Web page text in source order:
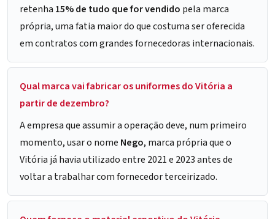
retenha 15% de tudo que for vendido pela marca
própria, uma fatia maior do que costuma ser oferecida
em contratos com grandes fornecedoras internacionais.
Qual marca vai fabricar os uniformes do Vitória a
partir de dezembro?
A empresa que assumir a operação deve, num primeiro
momento, usar o nome Nego, marca própria que o
Vitória já havia utilizado entre 2021 e 2023 antes de
voltar a trabalhar com fornecedor terceirizado.